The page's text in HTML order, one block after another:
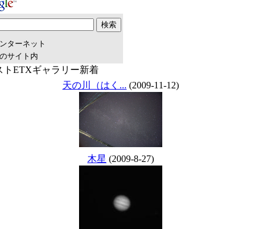
ターネット
サイト内
トETXギャラリー新着
天の川（はく... (2009-11-12)
木星 (2009-8-27)